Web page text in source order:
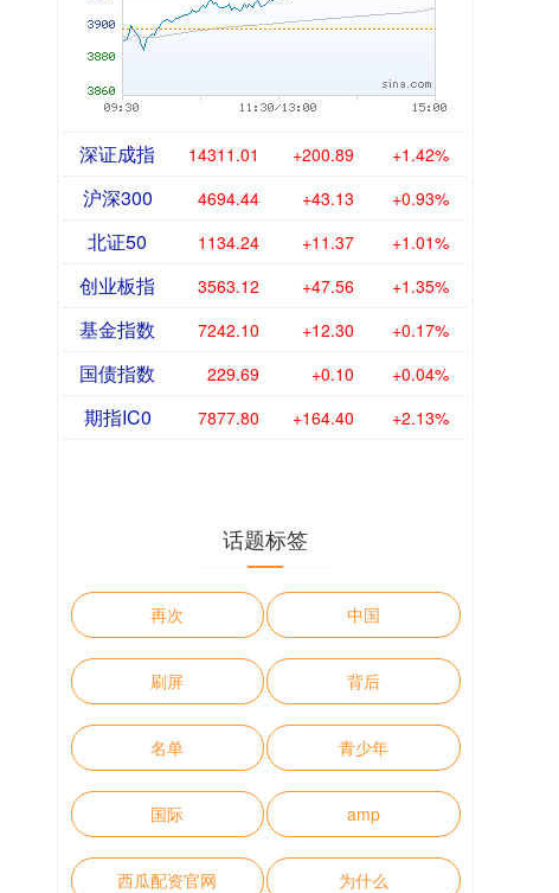
深证成指 14311.01 +200.89 +1.42%
沪深300 4694.44 +43.13 +0.93%
北证50 1134.24 +11.37 +1.01%
创业板指 3563.12 +47.56 +1.35%
基金指数 7242.10 +12.30 +0.17%
国债指数 229.69 +0.10 +0.04%
期指IC0 7877.80 +164.40 +2.13%
话题标签
再次 中国
刷屏 背后
名单 青少年
国际 amp
西瓜配资官网 为什么